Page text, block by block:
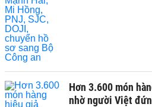
Hơn 3.600 món
nhờ người Việt